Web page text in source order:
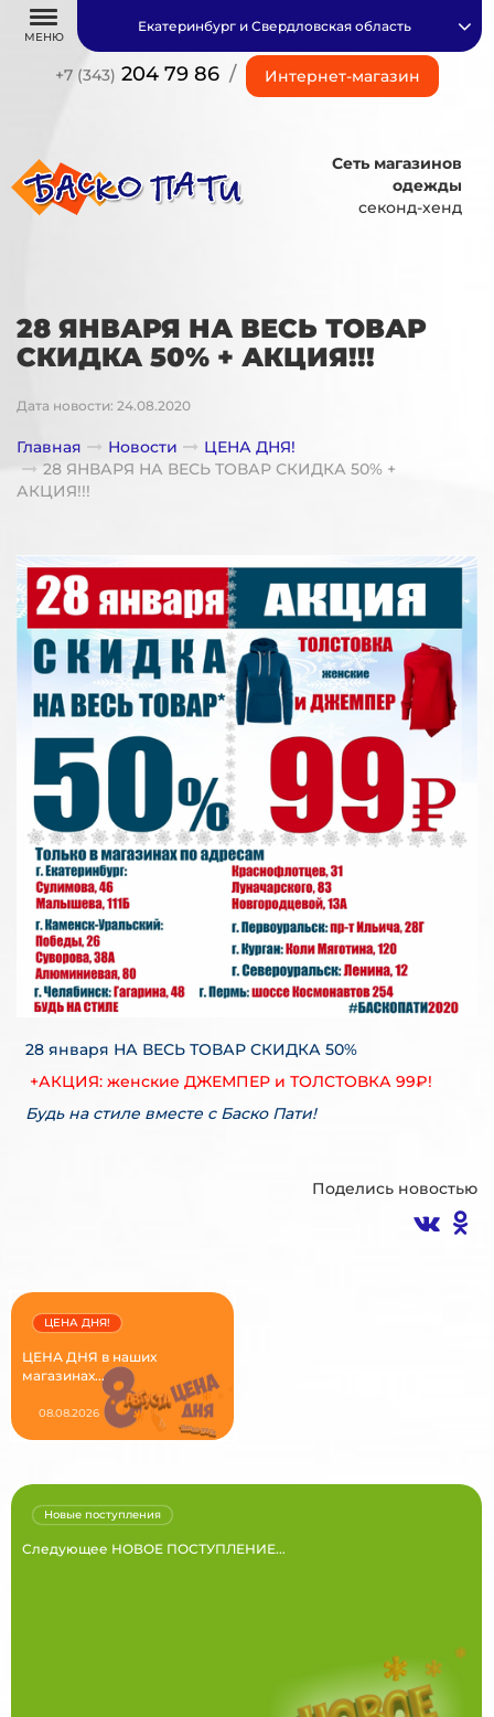
МЕНЮ
+7 (343) 204 79 86 / Интернет-магазин
Екатеринбург и Свердловская область
Сеть магазинов
одежды
секонд-хенд
28 ЯНВАРЯ НА ВЕСЬ ТОВАР
СКИДКА 50% + АКЦИЯ!!!
Дата новости: 24.08.2020
Главная Новости
ЦЕНА ДНЯ!
28 ЯНВАРЯ НА ВЕСЬ ТОВАР СКИДКА 50% +
АКЦИЯ!!!
28 января НА ВЕСЬ ТОВАР СКИДКА 50%
+АКЦИЯ: женские ДЖЕМПЕР и ТОЛСТОВКА 99₽!
Будь на стиле вместе с Баско Пати!
Поделись новостью
ЦЕНА ДНЯ в наших
магазинах...
ЦЕНА ДНЯ!
08.08.2026
Следующее НОВОЕ ПОСТУПЛЕНИЕ...
Новые поступления